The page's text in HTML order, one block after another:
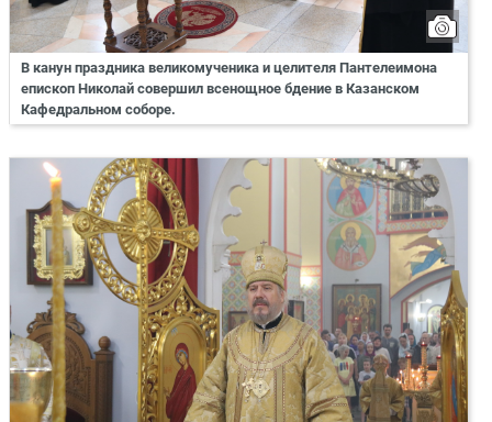
В канун праздника великомученика и целителя Пантелеимона
епископ Николай совершил всенощное бдение в Казанском
Кафедральном соборе.